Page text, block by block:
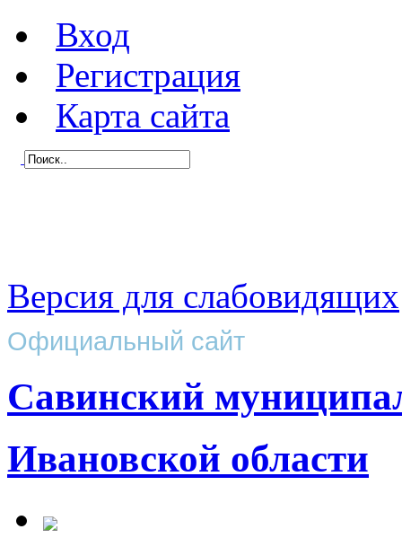
Вход
Регистрация
Карта сайта
Версия для слабовидящих
Официальный сайт
Савинский
Ивановской области